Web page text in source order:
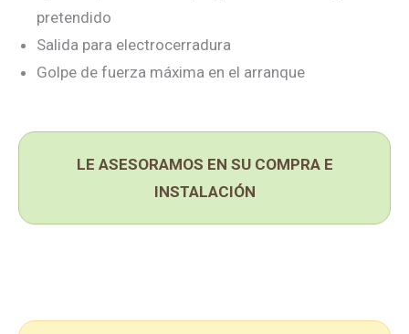
pretendido
Salida para electrocerradura
Golpe de fuerza máxima en el arranque
LE ASESORAMOS EN SU COMPRA E
INSTALACIÓN